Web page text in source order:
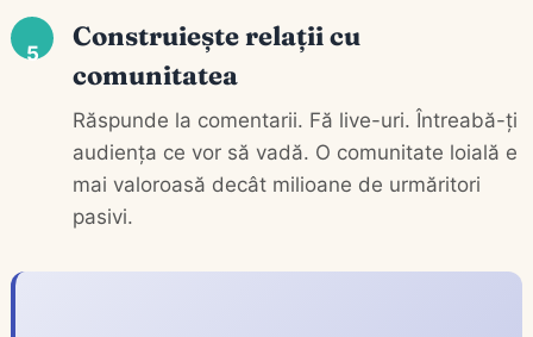
5
Construiește relații cu
comunitatea
Răspunde la comentarii. Fă live-uri. Întreabă-ți
audiența ce vor să vadă. O comunitate loială e
mai valoroasă decât milioane de urmăritori
pasivi.